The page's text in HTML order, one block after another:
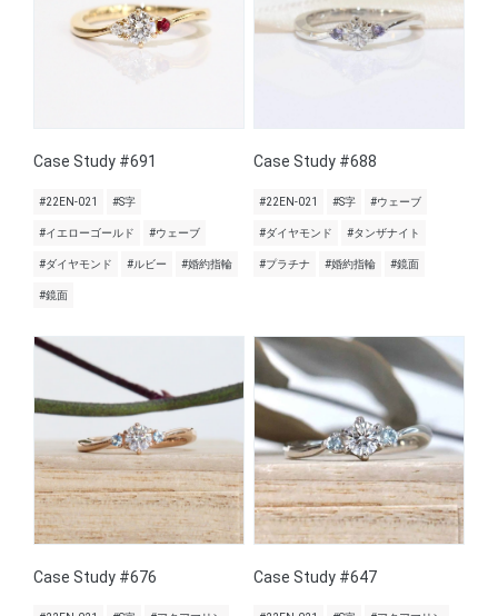
Case Study #691
#22EN-021 #S字
#イエローゴールド #ウェーブ
#ダイヤモンド #ルビー #婚約指輪
#鏡面
Case Study #688
#22EN-021 #S字 #ウェーブ
#ダイヤモンド #タンザナイト
#プラチナ #婚約指輪 #鏡面
Case Study #676 Case Study #647